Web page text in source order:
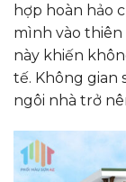
hợp hoàn hảo
mình vào thiên
này khiến
tế. Không gian
ngôi nhà trở